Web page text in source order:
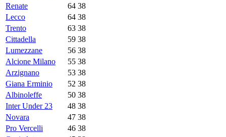
Renate
64 38
Lecco
64 38
Trento
63 38
Cittadella
59 38
Lumezzane
56 38
Alcione Milano
55 38
Arzignano
53 38
Giana Erminio
52 38
Albinoleffe
50 38
Inter Under 23
48 38
Novara
47 38
Pro Vercelli
46 38